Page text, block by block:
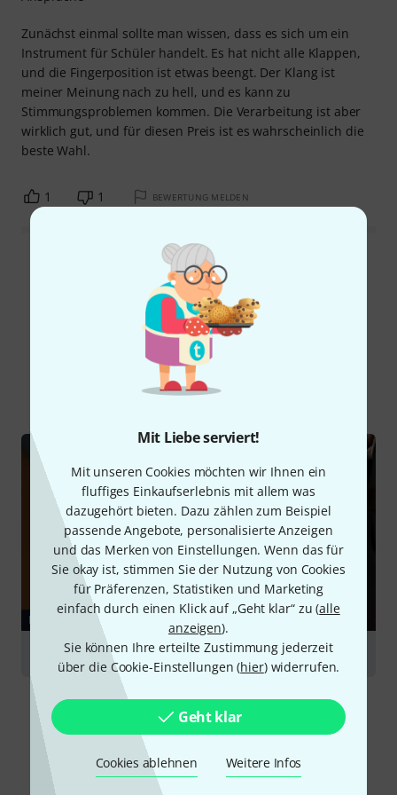
Mit Liebe serviert!
Mit unseren Cookies möchten wir Ihnen ein
fluffiges Einkaufserlebnis mit allem was
dazugehört bieten. Dazu zählen zum Beispiel
passende Angebote, personalisierte Anzeigen
und das Merken von Einstellungen. Wenn das für
Sie okay ist, stimmen Sie der Nutzung von Cookies
für Präferenzen, Statistiken und Marketing
einfach durch einen Klick auf „Geht klar“ zu (alle
anzeigen).
Sie können Ihre erteilte Zustimmung jederzeit
über die Cookie-Einstellungen (hier) widerrufen.
Geht klar
Cookies ablehnen Weitere Infos
Zunächst einmal sollte man wissen, dass es sich um ein
Instrument für Schüler handelt. Es hat nicht alle Klappen,
und die Fingerposition ist etwas beengt. Der Klang ist
meiner Meinung nach zu hell, und es kann zu
Stimmungsproblemen kommen. Die Verarbeitung ist aber
wirklich gut, und für diesen Preis ist es wahrscheinlich die
beste Wahl.
1 1 BEWERTUNG MELDEN
Alle Bewertungen lesen
Schon gewusst?
Alle Ratgeber
RATGEBER
Fagott
Alternativen vergleichen